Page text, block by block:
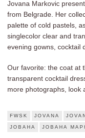
Jovana Markovic
from Belgrade. Her
palette of cold pastels,
singlecolor clear and
evening gowns, cocktail
Our favorite: the coat at
transparent cocktail
more photographs, look
FWSK JOVANA
ЈОВАНА ЈОВАНА